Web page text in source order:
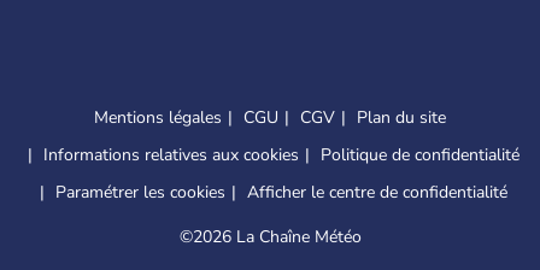
Mentions légales CGU CGV
Plan du site
Informations relatives aux cookies
Politique de confidentialité
Paramétrer les cookies
Afficher le centre de confidentialité
©2026 La Chaîne Météo